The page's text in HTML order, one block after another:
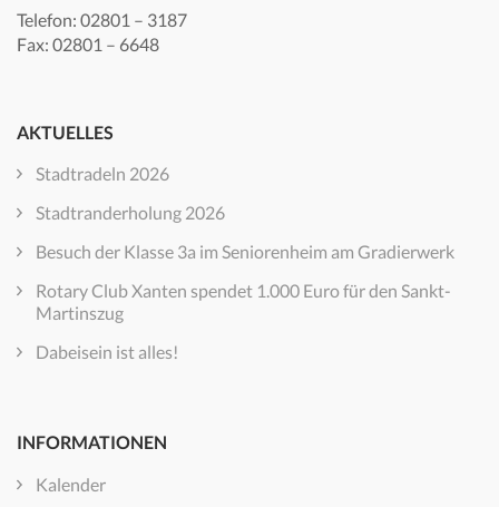
Telefon: 02801 – 3187
Fax: 02801 – 6648
AKTUELLES
Stadtradeln 2026
Stadtranderholung 2026
Besuch der Klasse 3a im Seniorenheim am Gradierwerk
Rotary Club Xanten spendet 1.000 Euro für den Sankt-
Martinszug
Dabeisein ist alles!
INFORMATIONEN
Kalender